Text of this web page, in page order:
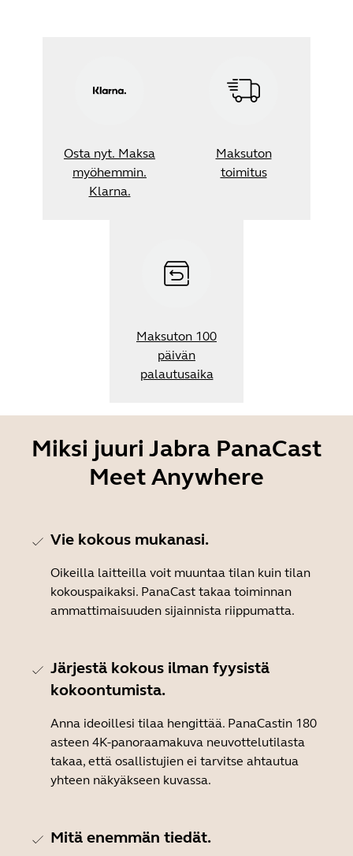
Osta nyt. Maksa
myöhemmin.
Klarna.
Maksuton
toimitus
Maksuton 100
päivän
palautusaika
Miksi juuri Jabra PanaCast
Meet Anywhere
Vie kokous mukanasi.
Oikeilla laitteilla voit muuntaa tilan kuin tilan
kokouspaikaksi. PanaCast takaa toiminnan
ammattimaisuuden sijainnista riippumatta.
Järjestä kokous ilman fyysistä
kokoontumista.
Anna ideoillesi tilaa hengittää. PanaCastin 180
asteen 4K-panoraamakuva neuvottelutilasta
takaa, että osallistujien ei tarvitse ahtautua
yhteen näkyäkseen kuvassa.
Mitä enemmän tiedät.